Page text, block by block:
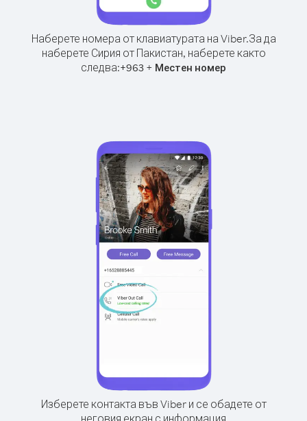
Наберете номера от клавиатурата на Viber.За да
наберете Сирия от Пакистан, наберете както
следва:+963 + Местен номер
Изберете контакта във Viber и се обадете от
неговия екран с информация